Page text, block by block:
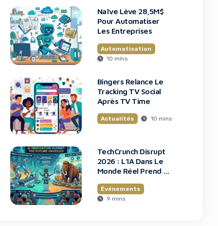
Naïve Lève 28,5M$
Pour Automatiser
Les Entreprises
Automatisation
10 mins
Bingers Relance Le
Tracking TV Social
Après TV Time
Actualités 10 mins
TechCrunch Disrupt
2026 : L’IA Dans Le
Monde Réel Prend La
Événements
9 mins